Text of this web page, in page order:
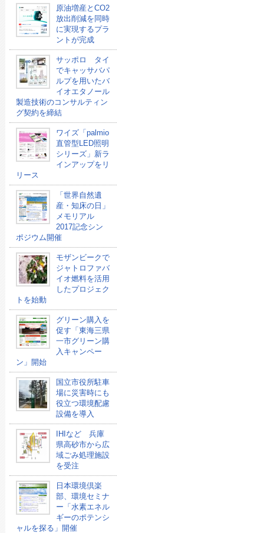
原油増産とCO2
放出削減を同時
に実現するプラ
ントが完成
サッポロ タイ
でキャッサバパ
ルプを用いたバ
イオエタノール
製造技術のコンサルティン
グ契約を締結
ワイズ「palmio
直管型LED照明
シリーズ」新ラ
インアップをリ
リース
「世界自然遺
産・知床の日」
メモリアル
2017記念シン
ポジウム開催
モザンビークで
ジャトロファバ
イオ燃料を活用
したプロジェク
トを始動
グリーン購入を
促す「東海三県
一市グリーン購
入キャンペー
ン」開始
国立市役所駐車
場に災害時にも
役立つ環境配慮
設備を導入
IHIなど 兵庫
県高砂市から広
域ごみ処理施設
を受注
日本環境倶楽
部、環境セミナ
ー「水素エネル
ギーのポテンシ
ャルを探る」開催